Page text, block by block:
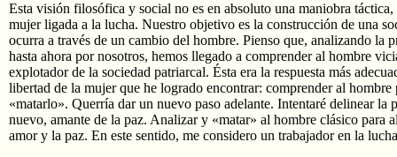
Esta visión filosófica y social no es en absoluto una maniobra
mujer ligada a la lucha. Nuestro objetivo es la construcción de una
ocurra a través de un cambio del hombre. Pienso que, analizando la
hasta ahora por nosotros, hemos llegado a comprender al hombre
explotador de la sociedad patriarcal. Ésta era la respuesta más
libertad de la mujer que he logrado encontrar: comprender al
«matarlo». Querría dar un nuevo paso adelante. Intentaré delinear la
nuevo, amante de la paz. Analizar y «matar» al hombre clásico para
amor y la paz. En este sentido, me considero un trabajador en la